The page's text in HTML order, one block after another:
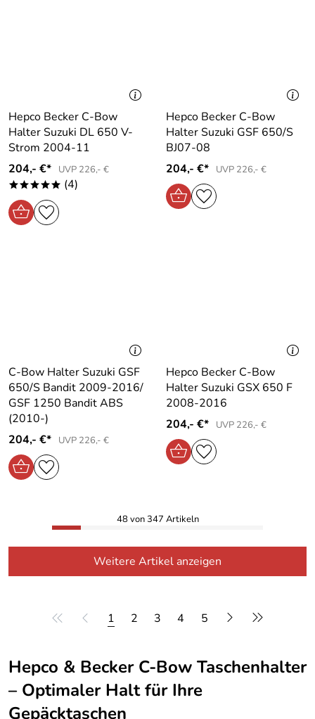
Hepco Becker C-Bow
Halter Suzuki DL 650 V-
Strom 2004-11
204,- €*
UVP 226,- €
***** (4)
Hepco Becker C-Bow
Halter Suzuki GSF 650/S
BJ07-08
204,- €*
UVP 226,- €
C-Bow Halter Suzuki GSF
650/S Bandit 2009-2016/
GSF 1250 Bandit ABS
(2010-)
204,- €*
UVP 226,- €
Hepco Becker C-Bow
Halter Suzuki GSX 650 F
2008-2016
204,- €*
UVP 226,- €
48 von 347 Artikeln
Weitere Artikel anzeigen
1 2 3 4 5
Hepco & Becker C-Bow Taschenhalter
– Optimaler Halt für Ihre
Gepäcktaschen